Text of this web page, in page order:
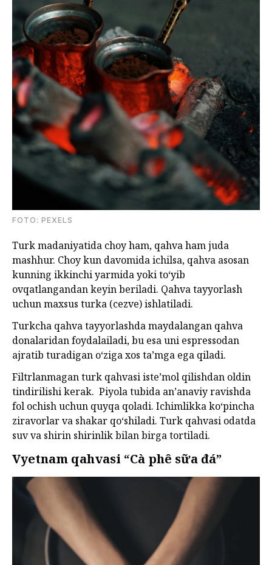
FOTO: PEXELS
Turk madaniyatida choy ham, qahva ham juda
mashhur. Choy kun davomida ichilsa, qahva asosan
kunning ikkinchi yarmida yoki to‘yib
ovqatlangandan keyin beriladi. Qahva tayyorlash
uchun maxsus turka (cezve) ishlatiladi.
Turkcha qahva tayyorlashda maydalangan qahva
donalaridan foydalailadi, bu esa uni espressodan
ajratib turadigan o‘ziga xos ta’mga ega qiladi.
Filtrlanmagan turk qahvasi iste’mol qilishdan oldin
tindirilishi kerak. Piyola tubida an’anaviy ravishda
fol ochish uchun quyqa qoladi. Ichimlikka ko‘pincha
ziravorlar va shakar qo‘shiladi. Turk qahvasi odatda
suv va shirin shirinlik bilan birga tortiladi.
Vyetnam qahvasi “Cà phê sữa đá”